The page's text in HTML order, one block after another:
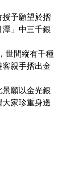
授予願望於摺
」中三千銀
世間縱有千種
親手摺出金
願以金光銀
家珍重身邊